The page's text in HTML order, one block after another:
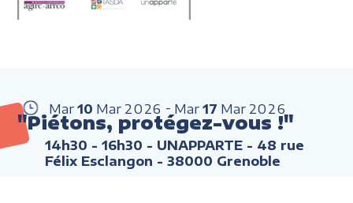
Mar 10 Mar 2026 Mar 17 Mar 2026
"Piétons, protégez-vous !"
14h30 - 16h30 - UNAPPARTE - 48 rue
Félix Esclangon - 38000 Grenoble